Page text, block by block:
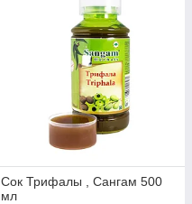
Сок Трифалы , Сангам 500
мл